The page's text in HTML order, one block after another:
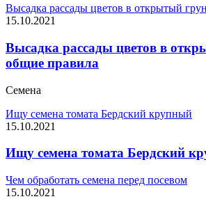
Высадка рассады цветов в открытый
15.10.2021
Высадка рассады цветов в
общие правила
Семена
Ищу семена томата Бердский крупный
15.10.2021
Ищу семена томата Бердский
Чем обработать семена перед посевом
15.10.2021